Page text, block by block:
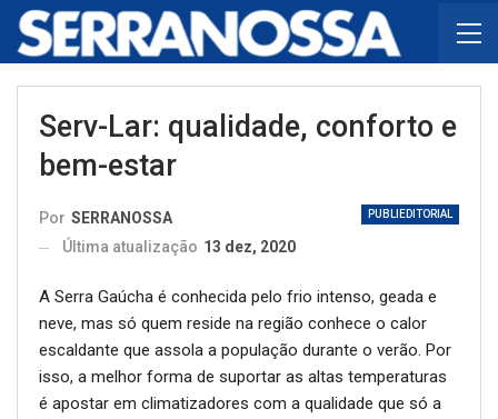
Serv-Lar: qualidade, conforto e
bem-estar
PUBLIEDITORIAL
Por SERRANOSSA
Última atualização 13 dez, 2020
A Serra Gaúcha é conhecida pelo frio intenso, geada e
neve, mas só quem reside na região conhece o calor
escaldante que assola a população durante o verão. Por
isso, a melhor forma de suportar as altas temperaturas
é apostar em climatizadores com a qualidade que só a